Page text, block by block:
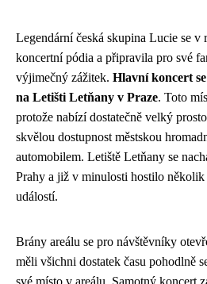
Legendární česká skupina Lucie se v
koncertní pódia a připravila pro své
výjimečný zážitek. Hlavní koncert
na Letišti Letňany v Praze. Toto
protože nabízí dostatečně velký
skvělou dostupnost městskou
automobilem. Letiště Letňany se
Prahy a již v minulosti hostilo
událostí.
Brány areálu se pro návštěvníky
měli všichni dostatek času pohodlně
své místo v areálu. Samotný koncert